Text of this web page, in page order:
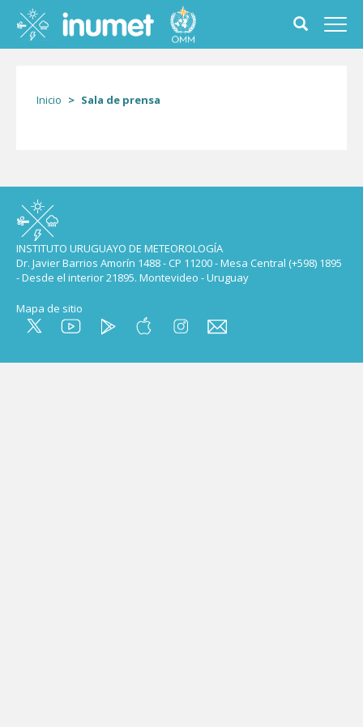
contenido
principal
Toggle
search
form
Inicio Sala de prensa
INSTITUTO URUGUAYO DE METEOROLOGÍA
Dr. Javier Barrios Amorín 1488 - CP 11200 - Mesa Central (+598) 1895
- Desde el interior 21895. Montevideo - Uruguay
Mapa de sitio